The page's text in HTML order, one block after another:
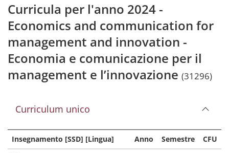
Curricula per l'anno 2024 -
Economics and communication for
management and innovation -
Economia e comunicazione per il
management e l’innovazione (31296)
Curriculum unico
Insegnamento [SSD] [Lingua] Anno Semestre
CFU